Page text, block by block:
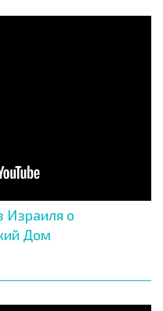
Израиля о
Дом